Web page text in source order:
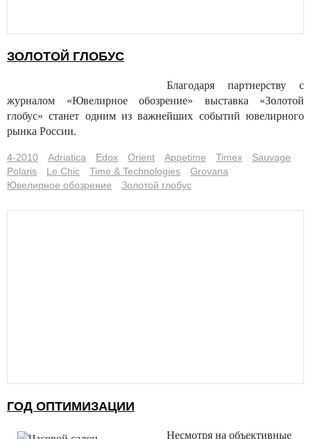
ЗОЛОТОЙ ГЛОБУС
Благодаря партнерству с
журналом «Ювелирное обозрение» выставка «Золотой
глобус» станет одним из важнейших событий ювелирного
рынка России.
4-2010 Adriatica Edox Orient Appetime Timex
Sauvage
Polaris
Le Chic Time & Technologies
Grovana
Ювелирное обозрение
Золотой глобус
ГОД ОПТИМИЗАЦИИ
Несмотря на объективные